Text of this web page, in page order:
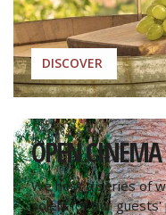
DISCOVER
OPEN CINEMA
We host a series of
solely for our guests'